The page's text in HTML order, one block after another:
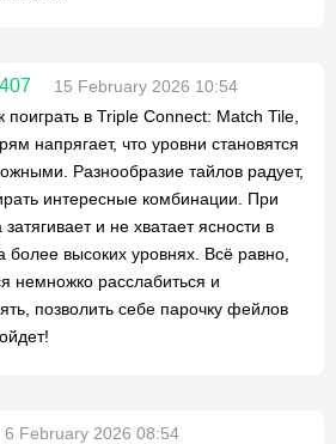
15 February 2026 10:54
поиграть в Triple Connect: Match Tile,
напрягает, что уровни становятся
Разнообразие тайлов радует,
интересные комбинации. При
и не хватает ясности в
более высоких уровнях. Всё равно,
немножко расслабиться и
позволить себе парочку фейлов
6 February 2026 08:54